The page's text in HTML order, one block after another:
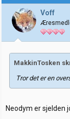
j
o
n
e
r
Voff
MakkinTosken
Tror det er en
Neodym er sjelden